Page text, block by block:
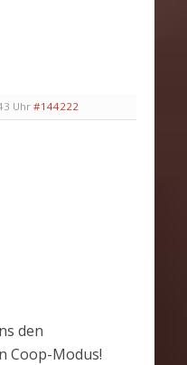
Uhr #144222
den
Coop-Modus!